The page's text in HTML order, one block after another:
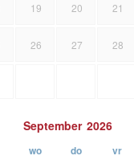
19 20 21
26 27 28
September 2026
wo do vr